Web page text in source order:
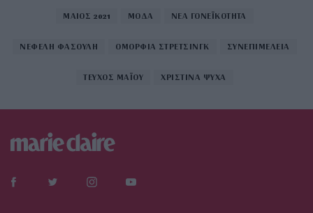
ΜΑΙΟΣ 2021 ΜΟΔΑ ΝΕΑ ΓΟΝΕΪΚΟΤΗΤΑ
ΝΕΦΕΛΗ ΦΑΣΟΥΛΗ ΟΜΟΡΦΙΑ ΣΤΡΕΤΣΙΝΓΚ ΣΥΝΕΠΙΜΕΛΕΙΑ
ΤΕΥΧΟΣ ΜΑΪΟΥ ΧΡΙΣΤΙΝΑ ΨΥΧΑ